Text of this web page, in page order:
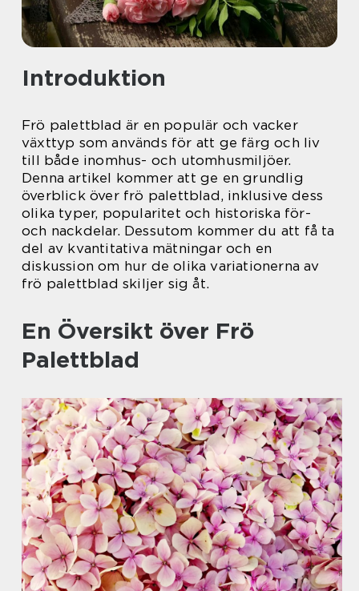
Introduktion
Frö palettblad är en populär och vacker
växttyp som används för att ge färg och liv
till både inomhus- och utomhusmiljöer.
Denna artikel kommer att ge en grundlig
överblick över frö palettblad, inklusive dess
olika typer, popularitet och historiska för-
och nackdelar. Dessutom kommer du att få ta
del av kvantitativa mätningar och en
diskussion om hur de olika variationerna av
frö palettblad skiljer sig åt.
En Översikt över Frö
Palettblad